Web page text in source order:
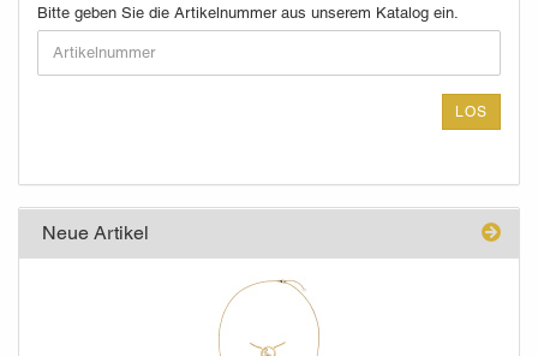
BITTE
GEBEN
SIE
DIE
EIN.
Bitte geben Sie die Artikelnummer aus unserem Katalog ein.
LOS
Neue Artikel